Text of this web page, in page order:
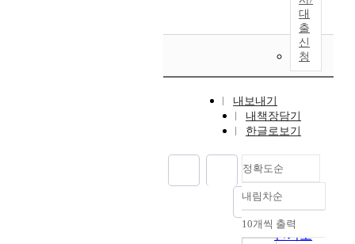
대
출
신
청
h
a
내보내기
내책장담기
한글로보기
정확도순
정확도
순
인기도
내림차순
내림차순
10개씩 출력